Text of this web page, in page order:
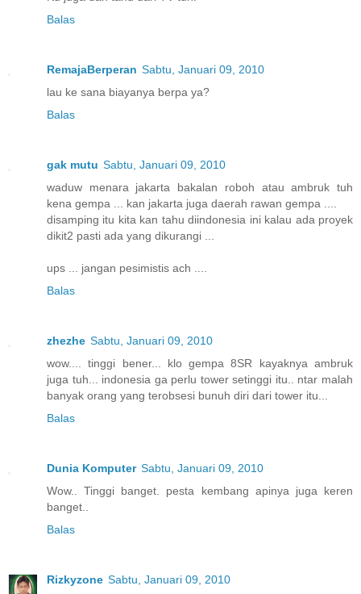
Balas
RemajaBerperan Sabtu, Januari 09, 2010
lau ke sana biayanya berpa ya?
Balas
gak mutu Sabtu, Januari 09, 2010
waduw menara jakarta bakalan roboh atau ambruk tuh
kena gempa ... kan jakarta juga daerah rawan gempa ....
disamping itu kita kan tahu diindonesia ini kalau ada proyek
dikit2 pasti ada yang dikurangi ...
ups ... jangan pesimistis ach ....
Balas
zhezhe Sabtu, Januari 09, 2010
wow.... tinggi bener... klo gempa 8SR kayaknya ambruk
juga tuh... indonesia ga perlu tower setinggi itu.. ntar malah
banyak orang yang terobsesi bunuh diri dari tower itu...
Balas
Dunia Komputer Sabtu, Januari 09, 2010
Wow.. Tinggi banget. pesta kembang apinya juga keren
banget..
Balas
Rizkyzone Sabtu, Januari 09, 2010